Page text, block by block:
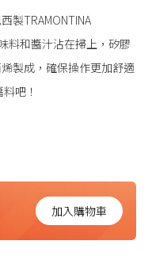
製TRAMONTINA
料和醬汁沾在掃上，矽膠
製成，確保操作更加舒適
吧！
加入購物車